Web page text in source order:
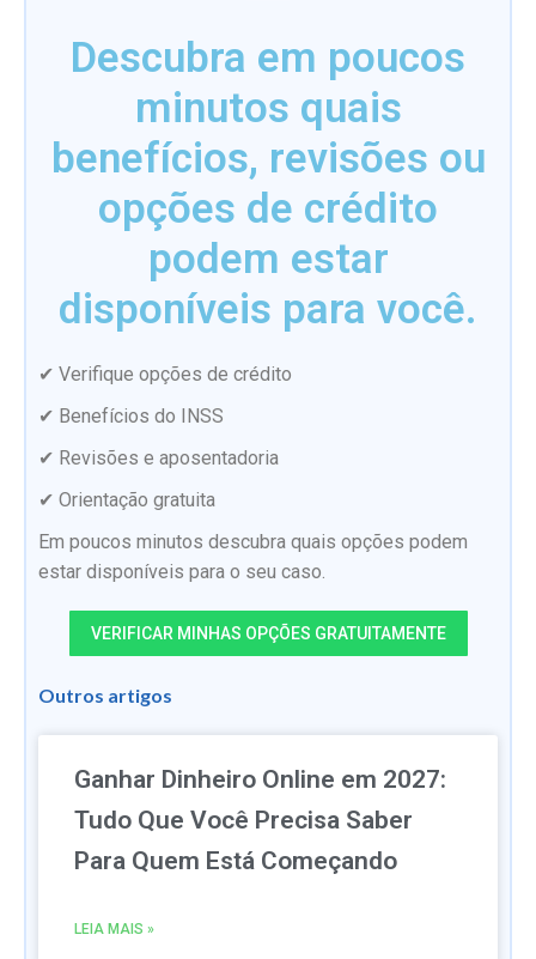
Descubra em poucos
minutos quais
benefícios, revisões ou
opções de crédito
podem estar
disponíveis para você.
✔ Verifique opções de crédito
✔ Benefícios do INSS
✔ Revisões e aposentadoria
✔ Orientação gratuita
Em poucos minutos descubra quais opções podem
estar disponíveis para o seu caso.
VERIFICAR MINHAS OPÇÕES GRATUITAMENTE
Outros artigos
Ganhar Dinheiro Online em 2027:
Tudo Que Você Precisa Saber
Para Quem Está Começando
LEIA MAIS »